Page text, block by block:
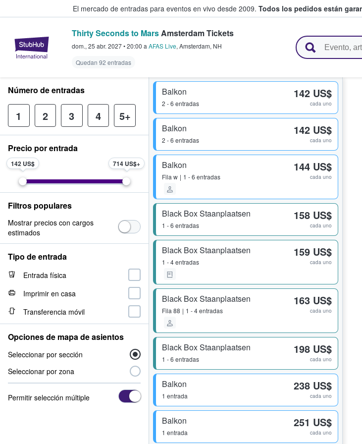
El mercado de entradas para eventos en vivo desde 2009. Todos los pedidos están
StubHub: compra y venta de entradas entre fans
Thirty Seconds to MarsAmsterdam Tickets
dom., 25 abr. 2027•20:00 a AFAS Live, Amsterdam, NH
Quedan 92 entradas
Balkon
2 - 6 entradas
142 US$
cada uno
Balkon
2 - 6 entradas
142 US$
cada uno
Balkon
Fila w 1 - 6 entradas
144 US$
cada uno
Black Box Staanplaatsen
1 - 6 entradas
158 US$
cada uno
Black Box Staanplaatsen
1 - 4 entradas
159 US$
cada uno
Black Box Staanplaatsen
Fila 88 1 - 4 entradas
163 US$
cada uno
Black Box Staanplaatsen
1 - 6 entradas
198 US$
cada uno
Balkon
1 entrada
238 US$
cada uno
Balkon
1 entrada
251 US$
cada uno
Número de entradas
1 2 3 4 5+
Precio por entrada
142 US$ 714 US$
Filtros populares
Mostrar precios con cargos
estimados
Tipo de entrada
Entrada física
Imprimir en casa
Transferencia móvil
Opciones de mapa de asientos
Seleccionar por sección
Seleccionar por zona
Permitir selección múltiple